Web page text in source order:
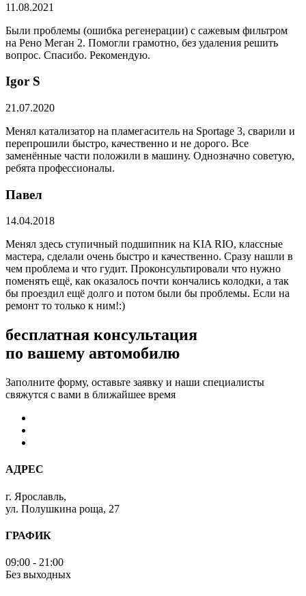
11.08.2021
Были проблемы (ошибка регенерации) с сажевым фильтром
на Рено Меган 2. Помогли грамотно, без удаления решить
вопрос. Спасибо. Рекомендую.
​Igor S
21.07.2020
Менял катализатор на пламегаситель на Sportage 3, сварили и
перепрошили быстро, качественно и не дорого. Все
заменённые части положили в машину. Однозначно советую,
ребята профессионалы.
Павел
14.04.2018
Менял здесь ступичный подшипник на KIA RIO, классные
мастера, сделали очень быстро и качественно. Сразу нашли в
чем проблема и что гудит. Проконсультировали что нужно
поменять ещё, как оказалось почти кончались колодки, а так
бы проездил ещё долго и потом были бы проблемы. Если на
ремонт то только к ним!:)
бесплатная консультация
по вашему автомобилю
Заполните форму, оставьте заявку и наши специалисты
свяжутся с вами в ближайшее время
АДРЕС
г. Ярославль,
ул. Полушкина роща, 27
ГРАФИК
09:00 - 21:00
Без выходных